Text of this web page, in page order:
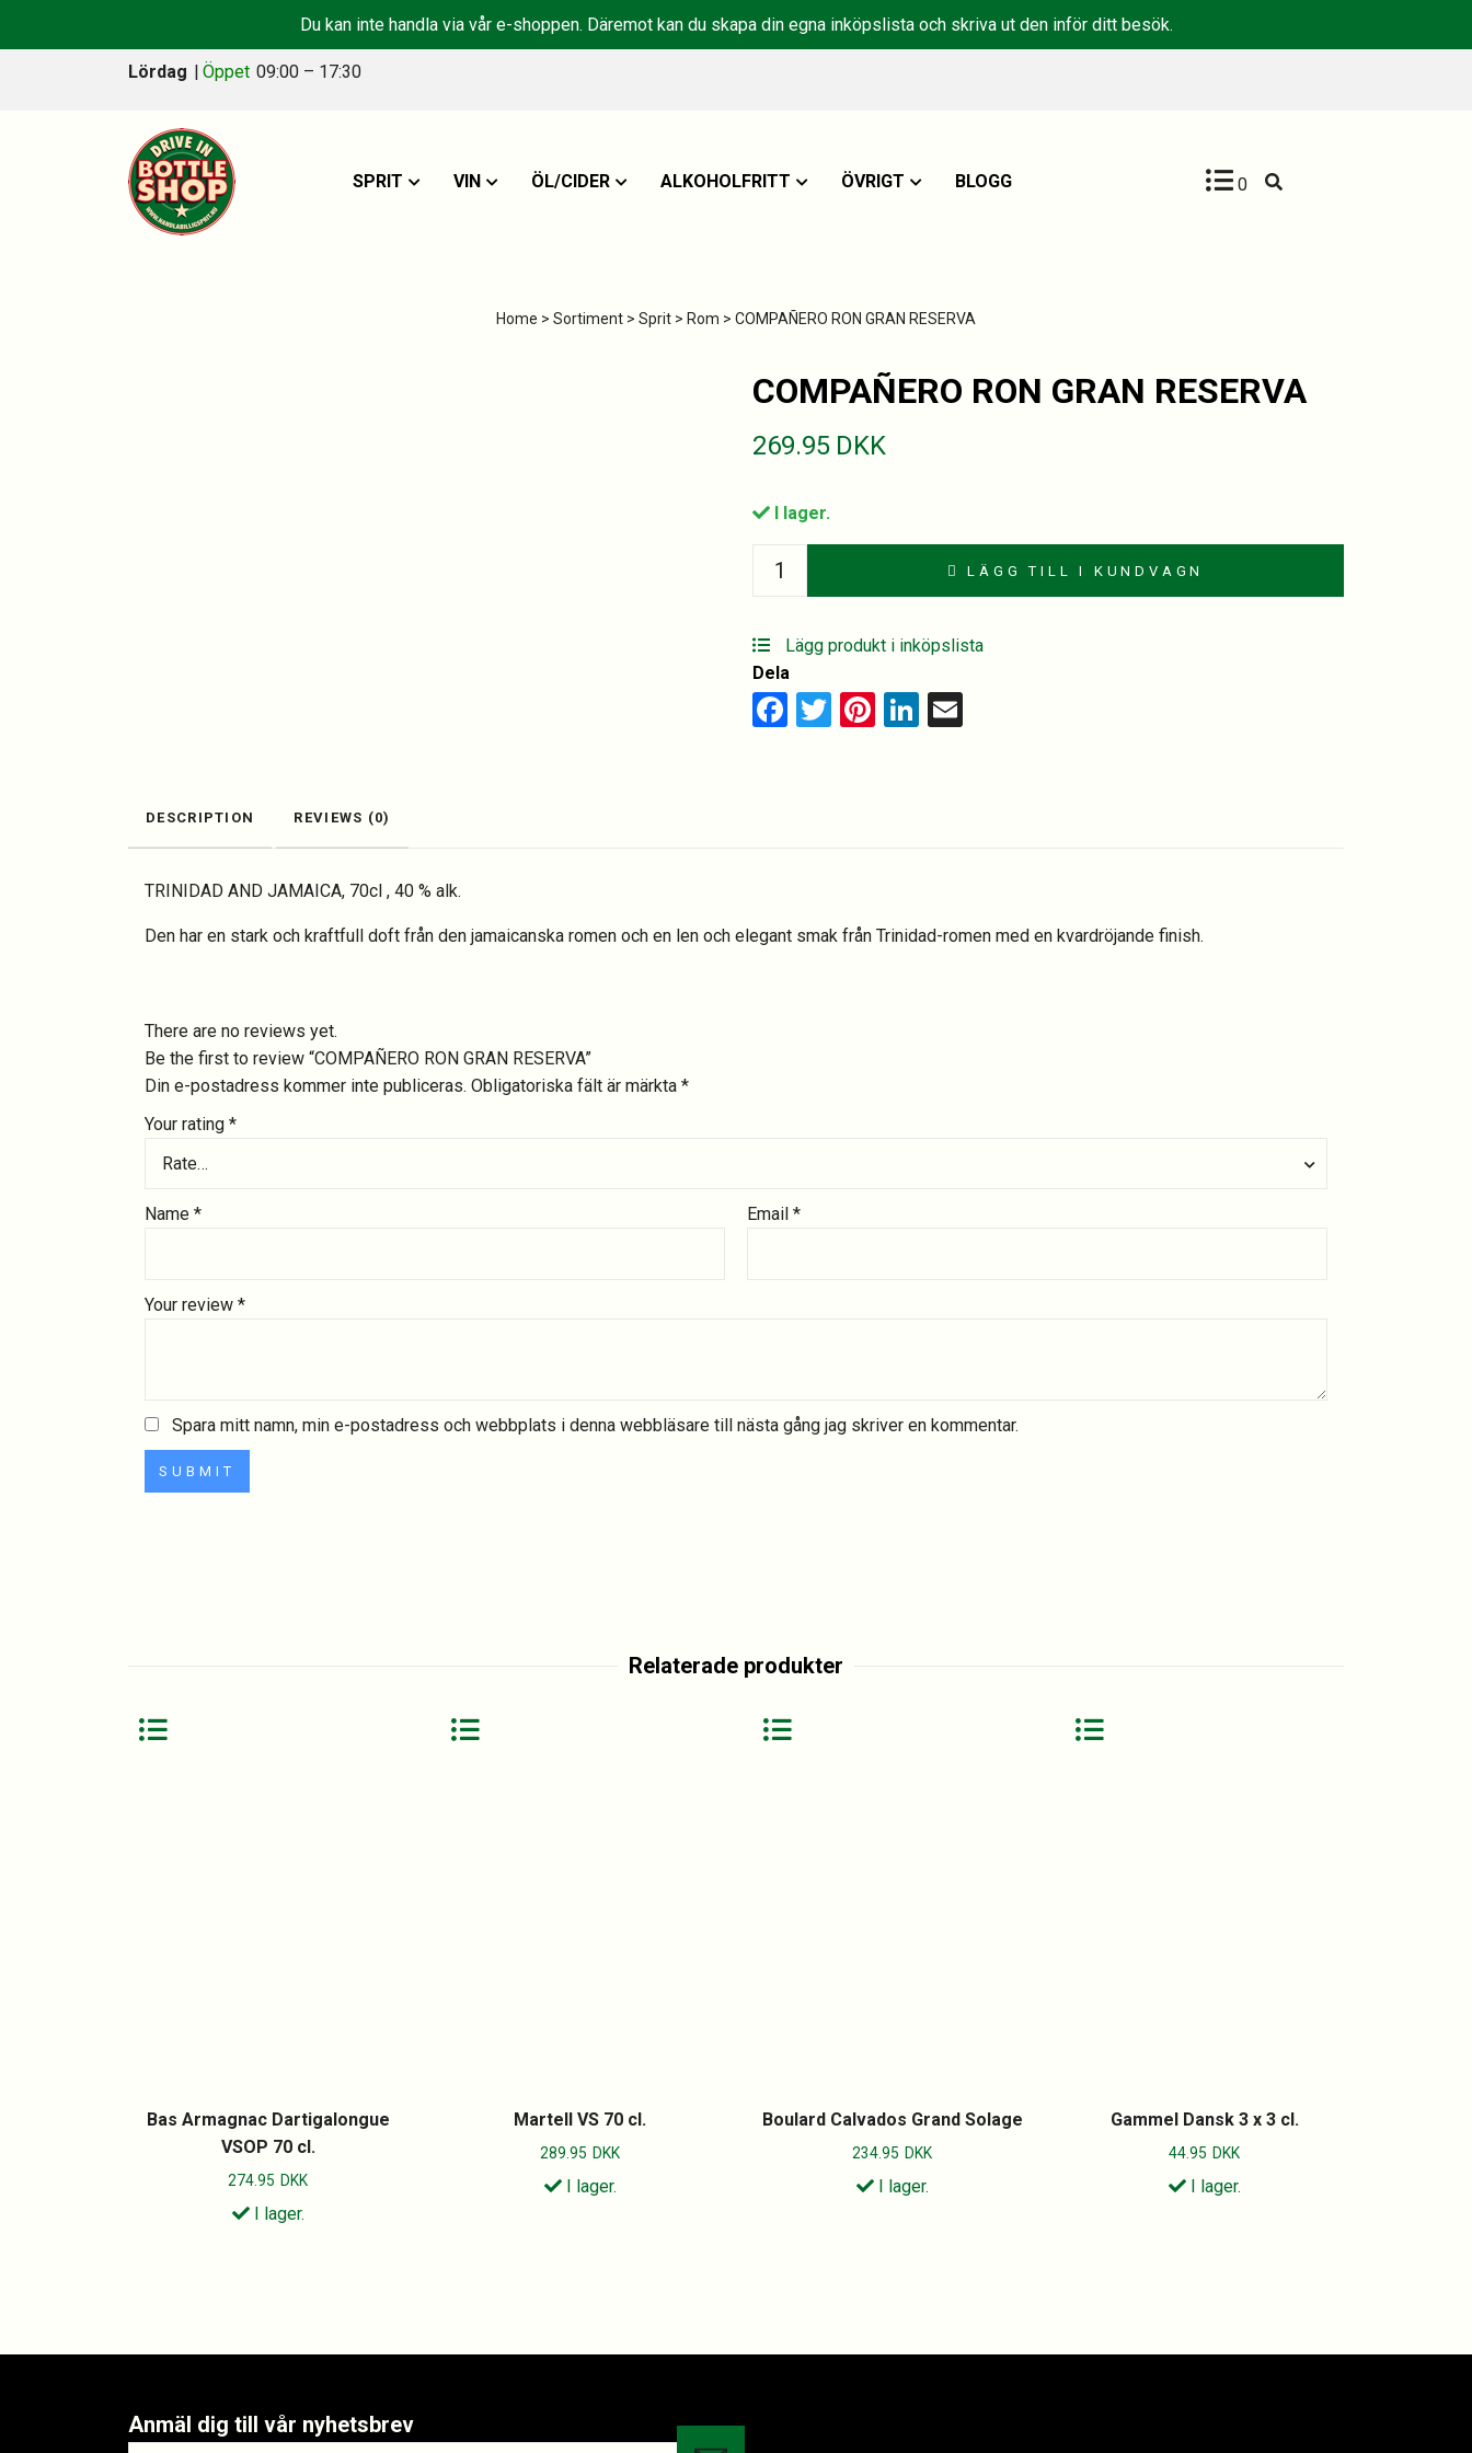
Du kan inte handla via vår e-shoppen. Däremot kan du skapa din egna inköpslista och skriva ut den inför ditt besök.
Lördag | Öppet 09:00 – 17:30
SPRIT VIN ÖL/CIDER ALKOHOLFRITT ÖVRIGT BLOGG 0
Home > Sortiment > Sprit > Rom > COMPAÑERO RON GRAN RESERVA
COMPAÑERO RON GRAN RESERVA
269.95 DKK
I lager.
COMPAÑERO
RON
RESERVA
quantity
LÄGG TILL I KUNDVAGN
Lägg produkt i inköpslista
Dela
Facebook
TwitterPinterest
LinkedIn
DESCRIPTION REVIEWS (0)
TRINIDAD AND JAMAICA, 70cl , 40 % alk.
Den har en stark och kraftfull doft från den jamaicanska romen och en len och elegant smak från Trinidad-romen med en kvardröjande finish.
There are no reviews yet.
Be the first to review “COMPAÑERO RON GRAN RESERVA”
Din e-postadress kommer inte publiceras. Obligatoriska fält är märkta *
Your rating *
Rate…
Your review *
Name * Email *
Spara mitt namn, min e-postadress och webbplats i denna webbläsare till nästa gång jag skriver en kommentar.
Relaterade produkter
Bas Armagnac Dartigalongue
VSOP 70 cl.
274.95 DKK
I lager.
Martell VS 70 cl.
289.95 DKK
I lager.
Boulard Calvados Grand Solage
234.95 DKK
I lager.
Gammel Dansk 3 x 3 cl.
44.95 DKK
I lager.
Anmäl dig till vår nyhetsbrev